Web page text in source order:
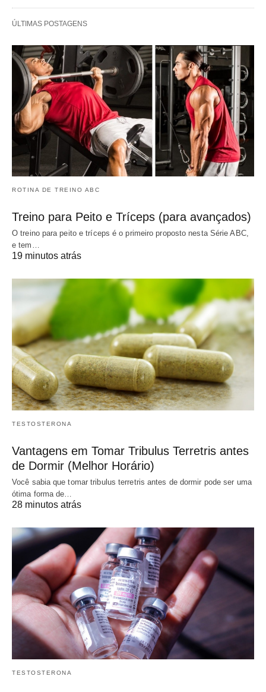
ÚLTIMAS POSTAGENS
ROTINA DE TREINO ABC
Treino para Peito e Tríceps (para avançados)
O treino para peito e tríceps é o primeiro proposto nesta Série ABC,
e tem…
19 minutos atrás
TESTOSTERONA
Vantagens em Tomar Tribulus Terretris antes
de Dormir (Melhor Horário)
Você sabia que tomar tribulus terretris antes de dormir pode ser uma
ótima forma de…
28 minutos atrás
TESTOSTERONA